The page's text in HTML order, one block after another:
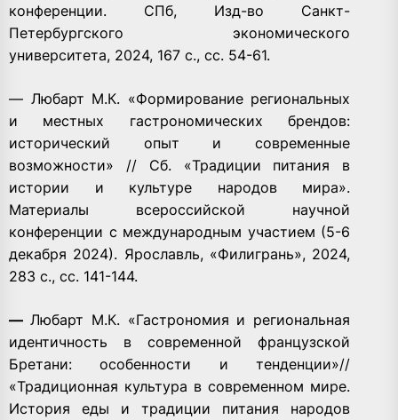
конференции. СПб, Изд-во Санкт-
Петербургского экономического
университета, 2024, 167 с., сс. 54-61.
— Любарт М.К. «Формирование региональных
и местных гастрономических брендов:
исторический опыт и современные
возможности» // Сб. «Традиции питания в
истории и культуре народов мира».
Материалы всероссийской научной
конференции с международным участием (5-6
декабря 2024). Ярославль, «Филигрань», 2024,
283 с., сс. 141-144.
— Любарт М.К. «Гастрономия и региональная
идентичность в современной французской
Бретани: особенности и тенденции»//
«Традиционная культура в современном мире.
История еды и традиции питания народов